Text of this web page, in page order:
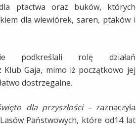
ptactwa oraz buków, których
dla wiewiórek, saren, ptaków i
podkreślali rolę działań
Klub Gaja, mimo iż początkowo jej
dostrzegalne.
dla przyszłości –zaznaczyła
Państwowych, które od14 lat